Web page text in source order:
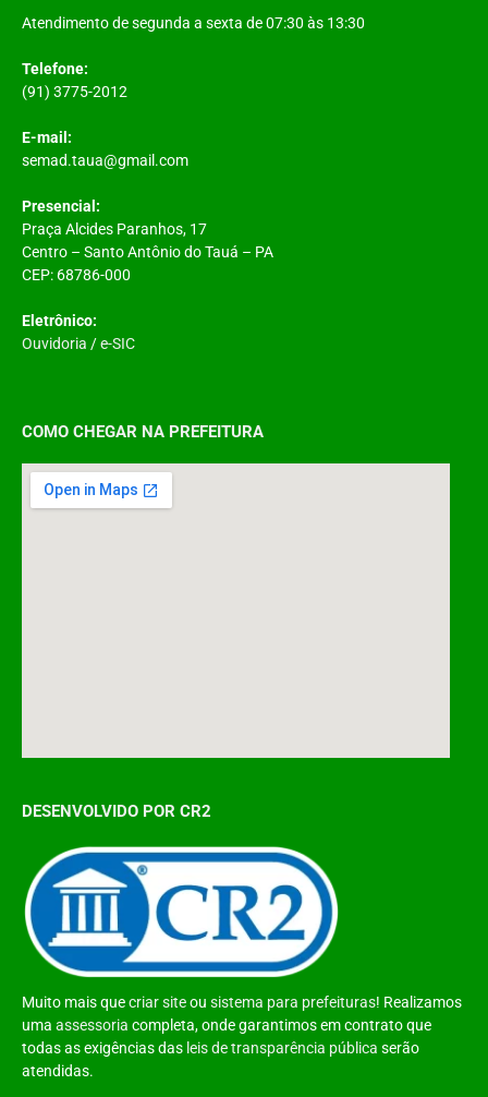
Atendimento de segunda a sexta de 07:30 às 13:30
Telefone:
(91) 3775-2012
E-mail:
semad.taua@gmail.com
Presencial:
Praça Alcides Paranhos, 17
Centro – Santo Antônio do Tauá – PA
CEP: 68786-000
Eletrônico:
Ouvidoria /e-SIC
COMO CHEGAR NA PREFEITURA
DESENVOLVIDO POR CR2
Muito mais quecriar siteou sistema para prefeituras! Realizamos
uma assessoria completa, onde garantimos em contrato que
todas as exigências das leis de transparência pública serão
atendidas.